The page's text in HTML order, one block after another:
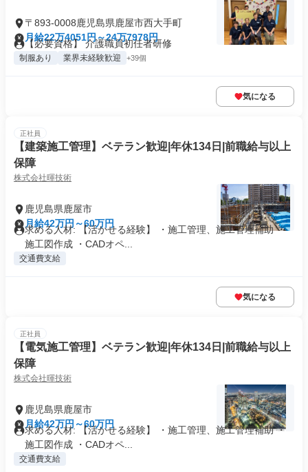
〒893-0008鹿児島県鹿屋市西大手町
月給22万4051円～24万7978円
【必要資格】 介護職員初任者研修
制服あり 業界未経験歓迎 +39個
気になる
正社員
【建築施工管理】ベテラン歓迎|年休134日|前職給与以上
保障
株式会社暉技術
鹿児島県鹿屋市
月給42万円～60万円
求める人材: 【活かせる経験】 ・施工管理、施工管理補助 ・
施工図作成 ・CADオペ...
交通費支給
気になる
正社員
【電気施工管理】ベテラン歓迎|年休134日|前職給与以上
保障
株式会社暉技術
鹿児島県鹿屋市
月給42万円～60万円
求める人材: 【活かせる経験】 ・施工管理、施工管理補助 ・
施工図作成 ・CADオペ...
交通費支給